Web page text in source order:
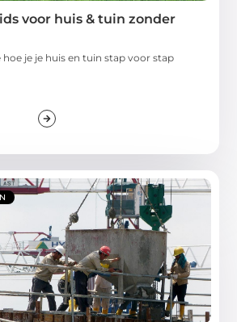
voor huis & tuin zonder
hoe je je huis en tuin stap voor stap